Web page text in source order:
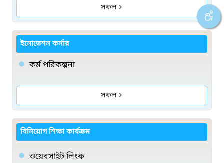
সকল
ইনোভেশন কর্নার
কর্ম পরিকল্পনা
সকল
বিনিয়োগ শিক্ষা কার্যক্রম
ওয়েবসাইট লিংক